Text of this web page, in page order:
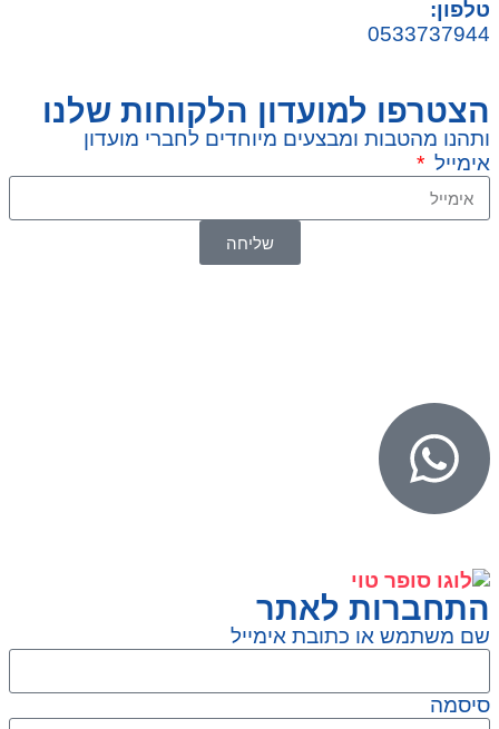
טלפון:
0533737944
הצטרפו למועדון הלקוחות שלנו
ותהנו מהטבות ומבצעים מיוחדים לחברי מועדון
אימייל
שליחה
התחברות לאתר
שם משתמש או כתובת אימייל
סיסמה